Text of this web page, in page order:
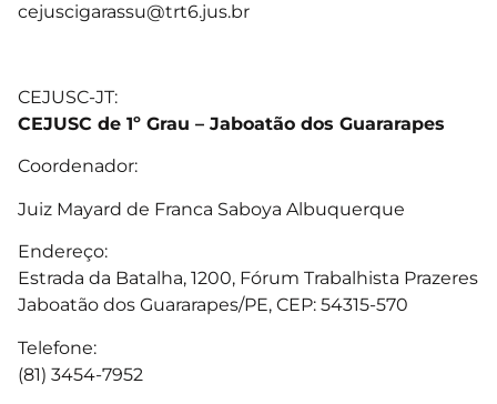
cejuscigarassu@trt6.jus.br
CEJUSC-JT:
CEJUSC de 1º Grau – Jaboatão dos Guararapes
Coordenador:
Juiz Mayard de Franca Saboya Albuquerque
Endereço:
Estrada da Batalha, 1200, Fórum Trabalhista Prazeres
Jaboatão dos Guararapes/PE, CEP: 54315-570
Telefone:
(81) 3454-7952